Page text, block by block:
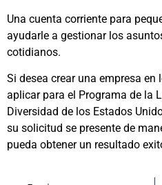
Una cuenta corriente para
ayudarle a gestionar los
cotidianos.
Si desea crear una empresa en
aplicar para el Programa de la
Diversidad de los Estados
su solicitud se presente de
pueda obtener un resultado